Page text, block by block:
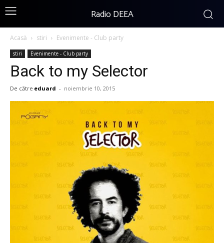
Radio DEEA
Acasă stiri Evenimente - Club party
stiri Evenimente - Club party
Back to my Selector
De către eduard - noiembrie 10, 2015